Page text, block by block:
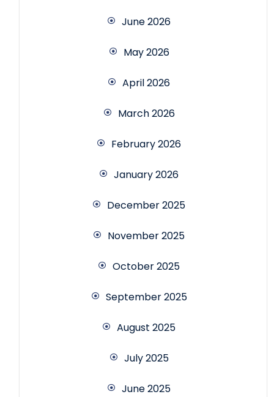
June 2026
May 2026
April 2026
March 2026
February 2026
January 2026
December 2025
November 2025
October 2025
September 2025
August 2025
July 2025
June 2025